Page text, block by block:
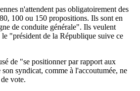
n'attendent pas obligatoirement des
100 ou 150 propositions. Ils sont en
de conduite générale". Ils veulent
"président de la République suive ce
de "se positionner par rapport aux
syndicat, comme à l'accoutumée, ne
vote.